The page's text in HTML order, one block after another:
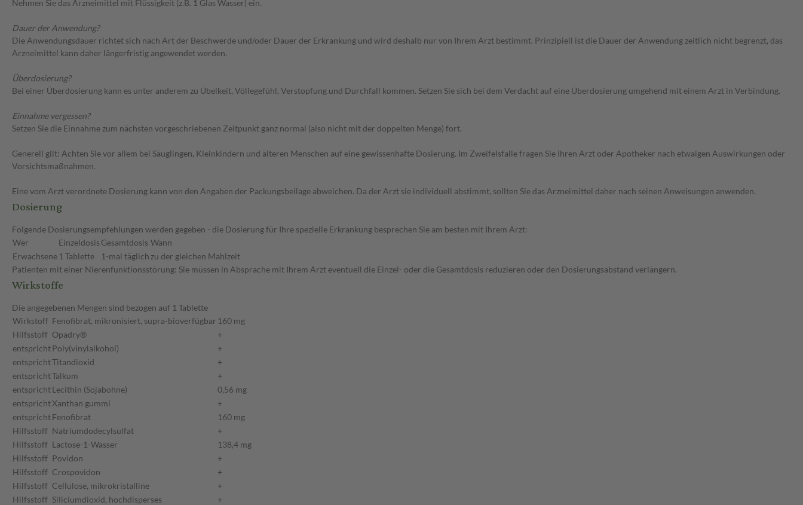
Nehmen Sie das Arzneimittel mit Flüssigkeit (z.B. 1 Glas Wasser) ein.
Dauer der Anwendung?
Die Anwendungsdauer richtet sich nach Art der Beschwerde und/oder Dauer der Erkrankung und wird deshalb nur von Ihrem Arzt bestimmt. Prinzipiell ist die Dauer der Anwendung zeitlich nicht begrenzt, das
Arzneimittel kann daher längerfristig angewendet werden.
Überdosierung?
Bei einer Überdosierung kann es unter anderem zu Übelkeit, Völlegefühl, Verstopfung und Durchfall kommen. Setzen Sie sich bei dem Verdacht auf eine Überdosierung umgehend mit einem Arzt in Verbindung.
Einnahme vergessen?
Setzen Sie die Einnahme zum nächsten vorgeschriebenen Zeitpunkt ganz normal (also nicht mit der doppelten Menge) fort.
Generell gilt: Achten Sie vor allem bei Säuglingen, Kleinkindern und älteren Menschen auf eine gewissenhafte Dosierung. Im Zweifelsfalle fragen Sie Ihren Arzt oder Apotheker nach etwaigen Auswirkungen oder
Vorsichtsmaßnahmen.
Eine vom Arzt verordnete Dosierung kann von den Angaben der Packungsbeilage abweichen. Da der Arzt sie individuell abstimmt, sollten Sie das Arzneimittel daher nach seinen Anweisungen anwenden.
Dosierung
Folgende Dosierungsempfehlungen werden gegeben - die Dosierung für Ihre spezielle Erkrankung besprechen Sie am besten mit Ihrem Arzt:
Wer
Einzeldosis Gesamtdosis Wann
Erwachsene 1 Tablette 1-mal täglich zu der gleichen Mahlzeit
Patienten mit einer Nierenfunktionsstörung: Sie müssen in Absprache mit Ihrem Arzt eventuell die Einzel- oder die Gesamtdosis reduzieren oder den Dosierungsabstand verlängern.
Wirkstoffe
Die angegebenen Mengen sind bezogen auf 1 Tablette
Wirkstoff Fenofibrat, mikronisiert, supra-bioverfügbar 160 mg
Hilfsstoff Opadry®
+
entsprichtPoly(vinylalkohol)
+
entsprichtTitandioxid
+
entsprichtTalkum
+
entsprichtLecithin (Sojabohne)
0,56 mg
entsprichtXanthan gummi
+
entsprichtFenofibrat
160 mg
Hilfsstoff Natriumdodecylsulfat
+
Hilfsstoff Lactose-1-Wasser
138,4 mg
Hilfsstoff Povidon
+
Hilfsstoff Crospovidon
+
Hilfsstoff Cellulose, mikrokristalline
+
Hilfsstoff Siliciumdioxid, hochdisperses
+